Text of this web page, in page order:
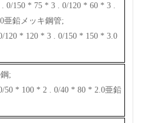
0/150 * 75 * 3 . 0/120 * 60 * 3 .
亜鉛メッキ鋼管;
120 * 120 * 3 . 0/150 * 150 * 3.0
;
50 * 100 * 2 . 0/40 * 80 * 2.0亜鉛